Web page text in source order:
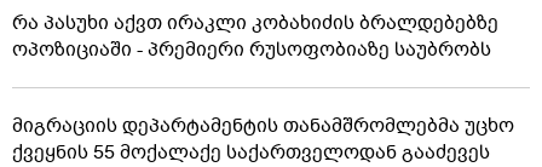
რა პასუხი აქვთ ირაკლი კობახიძის ბრალდებებზე
ოპოზიციაში - პრემიერი რუსოფობიაზე საუბრობს
მიგრაციის დეპარტამენტის თანამშრომლებმა უცხო
ქვეყნის 55 მოქალაქე საქართველოდან გააძევეს